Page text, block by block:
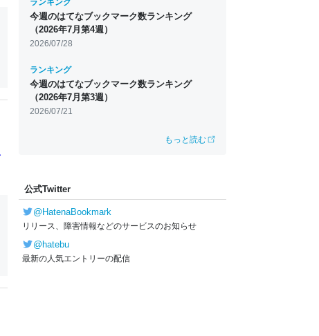
ランキング
今週のはてなブックマーク数ランキング
（2026年7月第4週）
2026/07/28
ランキング
今週のはてなブックマーク数ランキング
（2026年7月第3週）
2026/07/21
もっと読む
公式Twitter
@HatenaBookmark
リリース、障害情報などのサービスのお知らせ
@hatebu
最新の人気エントリーの配信